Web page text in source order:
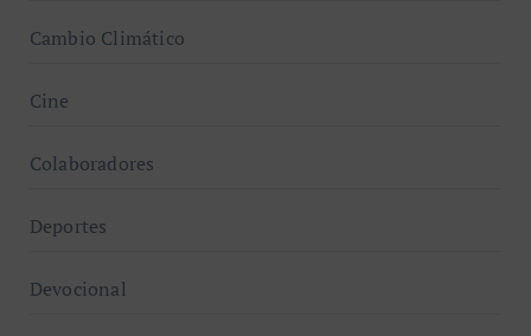
Cambio Climático
Cine
Colaboradores
Deportes
Devocional